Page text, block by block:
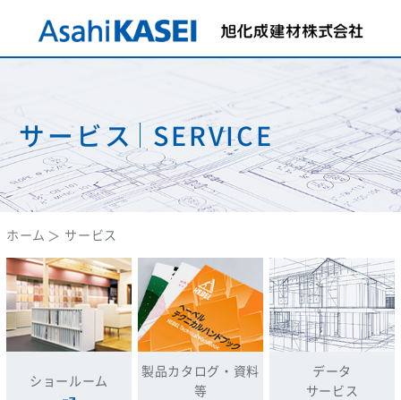
サービス SERVICE
ホーム サービス
ショールーム
製品カタログ・ 資料
等
データ
サービス